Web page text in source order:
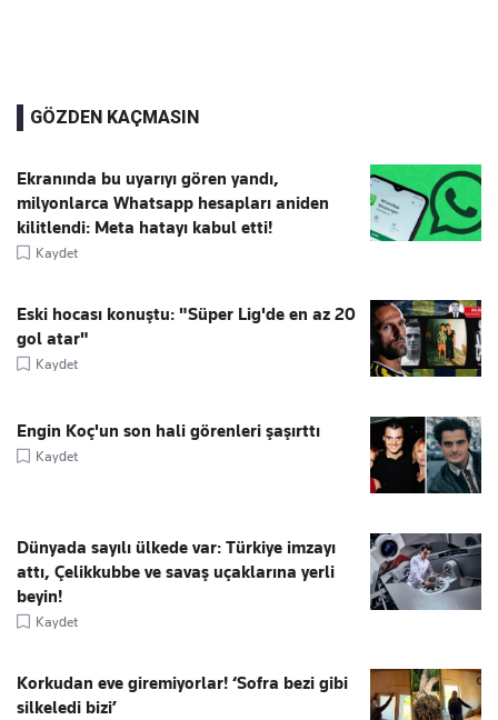
GÖZDEN KAÇMASIN
Ekranında bu uyarıyı gören yandı,
milyonlarca Whatsapp hesapları aniden
kilitlendi: Meta hatayı kabul etti!
Kaydet
Eski hocası konuştu: "Süper Lig'de en az 20
gol atar"
Kaydet
Engin Koç'un son hali görenleri şaşırttı
Kaydet
Dünyada sayılı ülkede var: Türkiye imzayı
attı, Çelikkubbe ve savaş uçaklarına yerli
beyin!
Kaydet
Korkudan eve giremiyorlar! ‘Sofra bezi gibi
silkeledi bizi’